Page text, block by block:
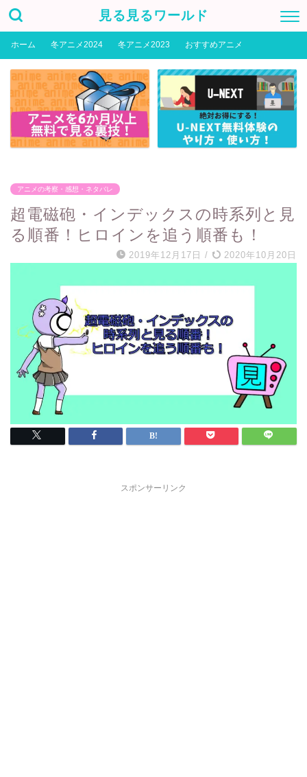
見る見るワールド
ホーム 冬アニメ2024 冬アニメ2023 おすすめアニメ
アニメの考察・感想・ネタバレ
超電磁砲・インデックスの時系列と見
る順番！ヒロインを追う順番も！
2019年12月17日 / 2020年10月20日
スポンサーリンク